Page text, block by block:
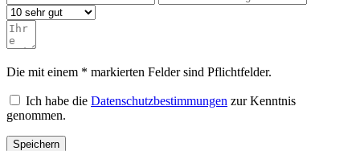
Die mit einem * markierten Felder sind Pflichtfelder.
Ich habe die Datenschutzbestimmungen zur Kenntnis
genommen.
Speichern